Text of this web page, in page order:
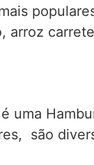
arroz
uma
são